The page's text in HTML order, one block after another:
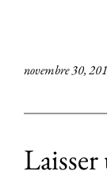
novembre 30,